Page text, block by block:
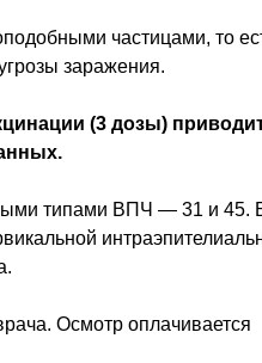
частицами, то
заражения.
(3 дозы)
типами ВПЧ — 31 и 45.
Осмотр оплачивается